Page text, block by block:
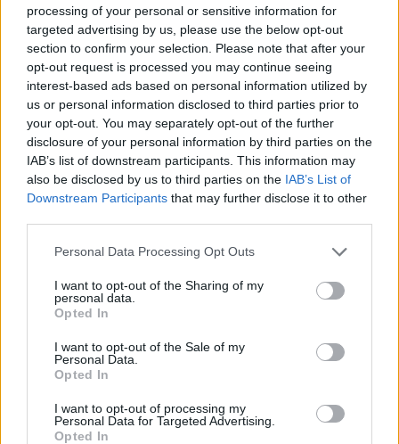
processing of your personal or sensitive information for
targeted advertising by us, please use the below opt-out
section to confirm your selection. Please note that after your
opt-out request is processed you may continue seeing
interest-based ads based on personal information utilized by
us or personal information disclosed to third parties prior to
your opt-out. You may separately opt-out of the further
disclosure of your personal information by third parties on the
IAB’s list of downstream participants. This information may
also be disclosed by us to third parties on the IAB’s List of
Downstream Participants that may further disclose it to other
Please note that this website/app uses one or more Google
not limited to your visit or usage behaviour. You may click to
grant or deny consent to Google and its third-party tags to
use your data for below specified purposes in below Google
consent section.
Personal Data Processing Opt Outs
I want to opt-out of the Sharing of my
personal data.
Opted In
I want to opt-out of the Sale of my
Personal Data.
Opted In
I want to opt-out of processing my
Personal Data for Targeted Advertising.
Opted In
«Με τα επόμενα βήματά του αβέβαια και χωρίς
σαφή τελικό στόχο, ο Τραμπ έχει θέσει σε κατ’
ιδίαν συναντήσεις το ενδεχόμενο
παρατεταμένου ναυτικού αποκλεισμού του Ιράν,
πιθανώς για μήνες ακόμη,με στόχο την
περαιτέρω μείωση των εξαγωγών πετρελαίου
του και τον εξαναγκασμό της Τεχεράνης να
καταλήξει σε συμφωνία αποπυρηνικοποίησης
δήλωσε στο Reuters, αξιωματούχος του Λευκού
Οίκου υπό τον όρο της ανωνυμίας. Ταυτόχρονα,
των πολεμικών επιχειρήσεων κατά του Ιράν